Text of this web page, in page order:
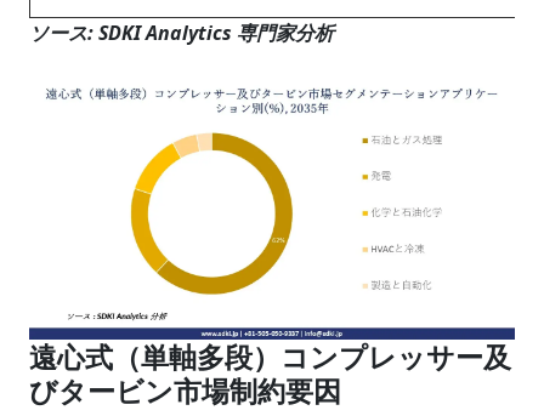
ソース: SDKI Analytics 専門家分析
遠心式（単軸多段）コンプレッサー及
びタービン市場制約要因